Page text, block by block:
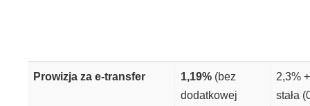
Prowizja za e-transfer 1,19% (bez
dodatkowej
2,3%
stała